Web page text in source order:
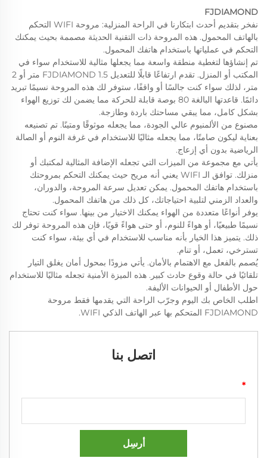
FJDIAMOND
نفخر بتقديم أحدث ابتكارنا في الراحة المنزلية: مروحة WIFI التحكم
بالهاتف المحمول. هذه المروحة ذات التقنية الحديثة مصممة بحيث يمكنك
التحكم في عملياتها باستخدام هاتفك المحمول.
تم إنشاؤها لتغطية منطقة واسعة مما يجعلها مثالية للاستخدام سواء في
المكتب أو المنزل. تقدم ارتفاعًا قابلًا للتعديل
FJDIAMOND
1.5 متر أو 2
متر، لذلك سواء كنت جالسًا أو واقفًا، ستوفر لك هذه المروحة نسيمًا تبريد
دائمًا. قاعدتها البالغة 80 بوصة قابلة للحركة مما يضمن لك توزيع الهواء
بشكل كامل، مما يبقي مساحتك باردة وطازجة.
مصنوع من الألمنيوم عالي الجودة، مما يجعله موثوقًا ومتينًا. تم تصنيعه
بعناية ليكون صامتًا، مما يجعله مثاليًا للاستخدام في غرفة النوم أو الصالة
الرياضية بدون أي إزعاج.
يأتي مع مجموعة من الميزات التي تجعله الإضافة المثالية لمكتبك أو
منزلك. توافق الـ WIFI يعني أنه مريح حيث يمكنك التحكم بمروحتك
باستخدام هاتفك المحمول. يمكن تعديل سرعة المروحة، والدوران،
والعداد الزمني لتلبية احتياجاتك، كل ذلك من هاتفك المحمول.
يوفر أنواعًا متعددة من الهواء يمكنك الاختيار من بينها. سواء كنت تحتاج
نسيمًا طبيعيًا، أو هواءً للنوم، أو حتى هواءً قويًا، فإن هذه المروحة توفر لك
ذلك. يتميز هذا الخيار بأنه مناسب للاستخدام في أي بيئة، سواء كنت
تسترخي، تعمل، أو تنام.
يُصمم بالفعل مع الاهتمام بالأمان. يأتي مزودًا بمحول أمان يغلق التيار
تلقائيًا في حالة وقوع حادث كبير. هذه الميزة الأمنية تجعله مثاليًا للاستخدام
حول الأطفال أو الحيوانات الأليفة.
اطلب الخاص بك اليوم وجرّب الراحة التي يقدمها فقط مروحة
FJDIAMOND المتحكم بها عبر الهاتف الذكي WIFI.
اتصل بنا
*
أرسِل